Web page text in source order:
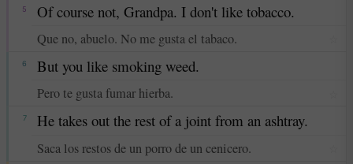
5 Of course not, Grandpa. I don't like tobacco.
Que no, abuelo. No me gusta el tabaco.
6 But you like smoking weed.
Pero te gusta fumar hierba.
7 He takes out the rest of a joint from an ashtray.
Saca los restos de un porro de un cenicero.